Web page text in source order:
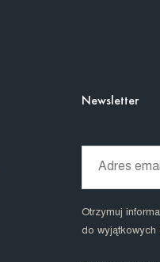
Newsletter
Otrzymuj
do wyjątkowych